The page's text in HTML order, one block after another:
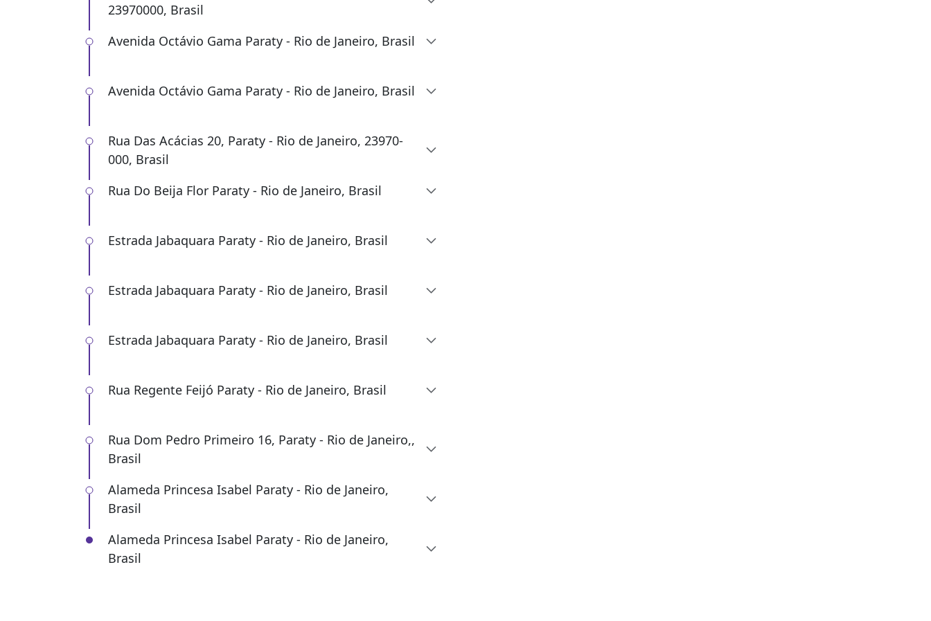
23970000, Brasil
Avenida Octávio Gama Paraty - Rio de Janeiro, Brasil
Avenida Octávio Gama Paraty - Rio de Janeiro, Brasil
Rua Das Acácias 20, Paraty - Rio de Janeiro, 23970-
000, Brasil
Rua Do Beija Flor Paraty - Rio de Janeiro, Brasil
Estrada Jabaquara Paraty - Rio de Janeiro, Brasil
Estrada Jabaquara Paraty - Rio de Janeiro, Brasil
Estrada Jabaquara Paraty - Rio de Janeiro, Brasil
Rua Regente Feijó Paraty - Rio de Janeiro, Brasil
Rua Dom Pedro Primeiro 16, Paraty - Rio de Janeiro,,
Brasil
Alameda Princesa Isabel Paraty - Rio de Janeiro,
Brasil
Alameda Princesa Isabel Paraty - Rio de Janeiro,
Brasil